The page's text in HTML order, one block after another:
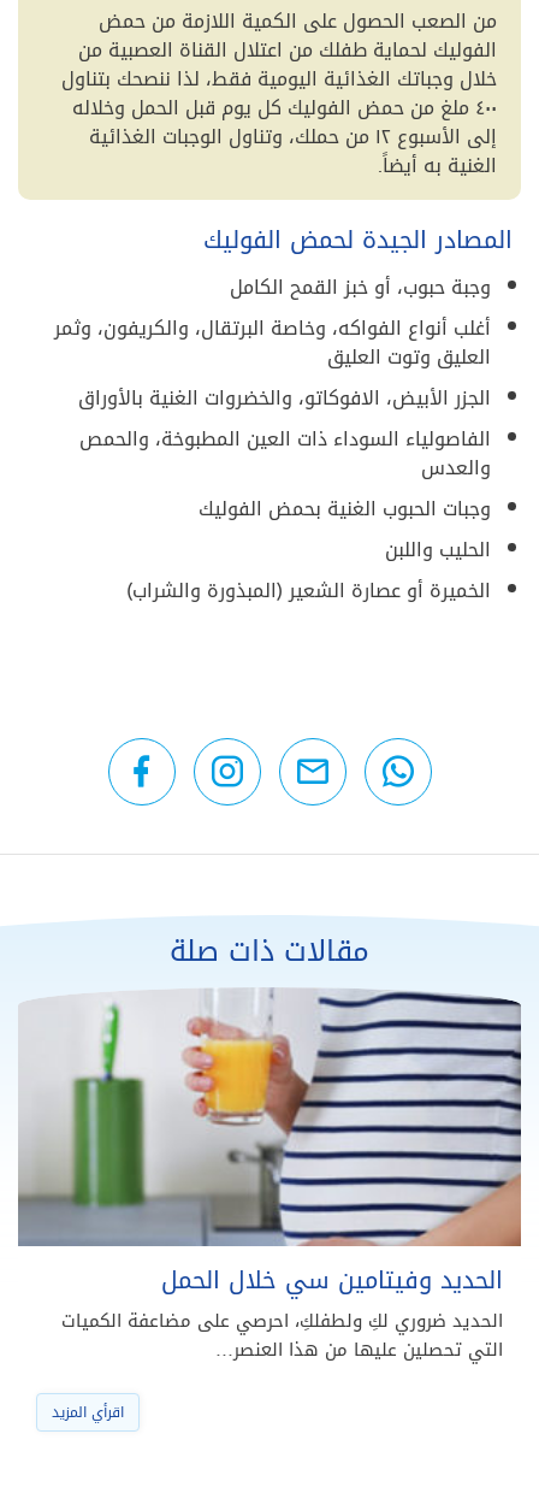
من الصعب الحصول على الكمية اللازمة من حمض
الفوليك لحماية طفلك من اعتلال القناة العصبية من
خلال وجباتك الغذائية اليومية فقط، لذا ننصحك بتناول
٤٠٠ ملغ من حمض الفوليك كل يوم قبل الحمل وخلاله
إلى الأسبوع ١٢ من حملك، وتناول الوجبات الغذائية
الغنية به أيضاً.
المصادر الجيدة لحمض الفوليك
وجبة حبوب، أو خبز القمح الكامل
أغلب أنواع الفواكه، وخاصة البرتقال، والكريفون، وثمر
العليق وتوت العليق
الجزر الأبيض، الافوكاتو، والخضروات الغنية بالأوراق
الفاصولياء السوداء ذات العين المطبوخة، والحمص
والعدس
وجبات الحبوب الغنية بحمض الفوليك
الحليب واللبن
الخميرة أو عصارة الشعير (المبذورة والشراب)
مقالات ذات صلة
الحديد وفيتامين سي خلال الحمل
الحديد ضروري لكِ ولطفلكِ، احرصي على مضاعفة الكميات
التي تحصلين عليها من هذا العنصر…
اقرأي المزيد